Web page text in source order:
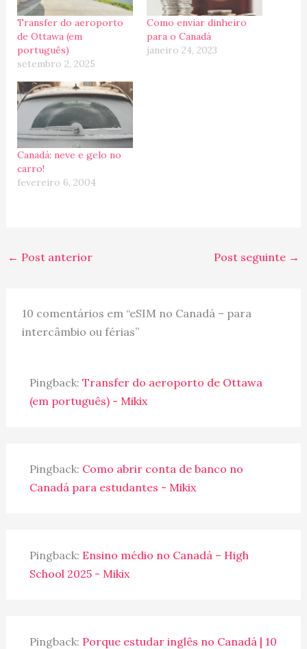
Transfer do aeroporto
de Ottawa (em
português)
setembro 2, 2025
Como enviar dinheiro
para o Canadá
janeiro 24, 2023
Canadá: neve e gelo no
carro!
fevereiro 6, 2004
← Post anterior Post seguinte →
10 comentários em “eSIM no Canadá – para
intercâmbio ou férias”
Pingback: Transfer do aeroporto de Ottawa
(em português) - Mikix
Pingback: Como abrir conta de banco no
Canadá para estudantes - Mikix
Pingback: Ensino médio no Canadá – High
School 2025 - Mikix
Pingback: Porque estudar inglês no Canadá | 10